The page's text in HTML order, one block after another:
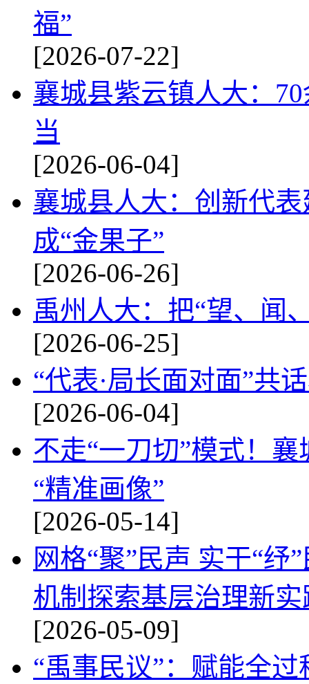
福”
[2026-07-22]
襄城县紫云镇人大：
当
[2026-06-04]
襄城县人大：创新代
成“金果子”
[2026-06-26]
禹州人大：把“望、闻
[2026-06-25]
“代表·局长面对面”共
[2026-06-04]
不走“一刀切”模式！
“精准画像”
[2026-05-14]
网格“聚”民声 实干“
机制探索基层治理新实
[2026-05-09]
“禹事民议”：赋能全